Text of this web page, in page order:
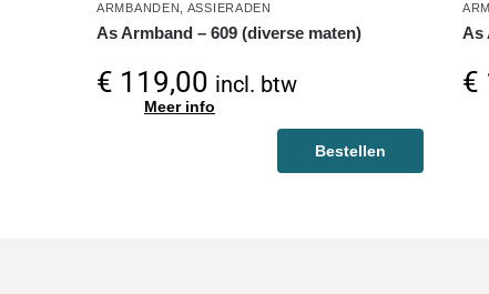
ARMBANDEN ASSIERADEN
As Armband – 609 (diverse maten)
€ 119,00 incl. btw
Meer info
Bestellen
As
€